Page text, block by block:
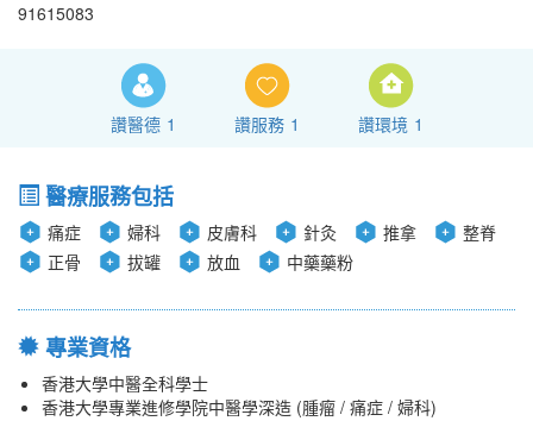
91615083
讚醫德 1 讚服務 1 讚環境 1
醫療服務包括
痛症 婦科 皮膚科 針灸 推拿
整脊
正骨
拔罐 放血 中藥藥粉
專業資格
香港大學中醫全科學士
香港大學專業進修學院中醫學深造 (腫瘤 / 痛症 / 婦科)